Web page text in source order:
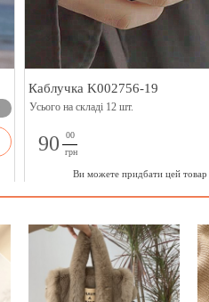
Каблучка K002756-19
Усього на складі 12 шт.
90
00
грн
Ви можете придбати цей товар